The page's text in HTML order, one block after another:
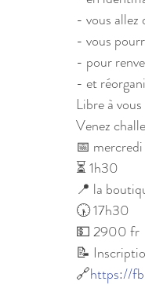
- vous
- vous
- pour
- et
Libre à
Venez
📅
⏳ 1h30
📍 la
🕠 17h30
💵 2900 fr
📝
🔗https://